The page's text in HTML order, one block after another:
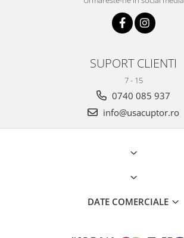
SUPORT CLIENTI
7 - 15
0740 085 937
info@usacuptor.ro
DATE COMERCIALE